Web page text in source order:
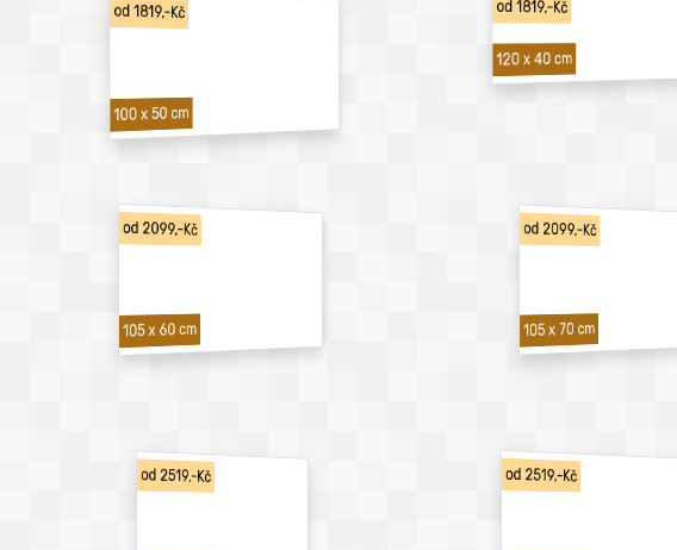
od 1819,-Kč
100 x 50 cm
od 1819,-Kč
120 x 40 cm
od 2099,-Kč
105 x 60 cm
od 2099,-Kč
105 x 70 cm
od 2519,-Kč od 2519,-Kč